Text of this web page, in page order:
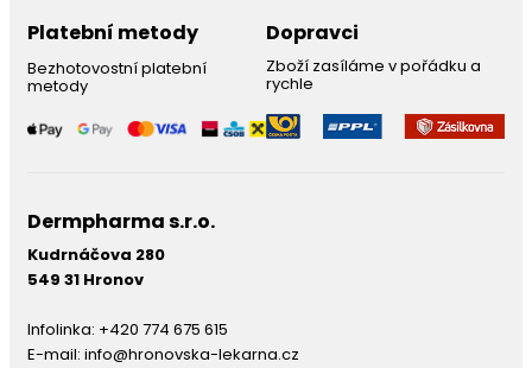
Platební metody
Bezhotovostní platební
metody
Dopravci
Zboží zasíláme v pořádku a
rychle
Dermpharma s.r.o.
Kudrnáčova 280
549 31 Hronov
Infolinka: +420 774 675 615
E-mail: info@hronovska-lekarna.cz